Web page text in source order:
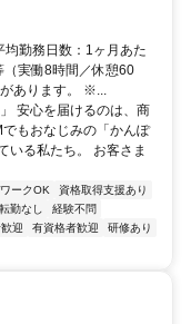
勤務日数：1ヶ月あた
実働8時間／休憩60
あります。 ※...
安心を届けるのは、商
もおなじみの「かんぽ
いる私たち。 お客さま
ークOK
資格取得支援あり
転勤なし
経験不問
迎 有資格者歓迎
研修あり